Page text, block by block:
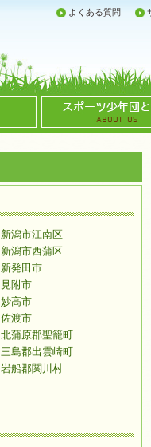
よくある質問
新潟市江南区
新潟市西蒲区
新発田市
見附市
妙高市
佐渡市
北蒲原郡聖籠町
三島郡出雲崎町
岩船郡関川村